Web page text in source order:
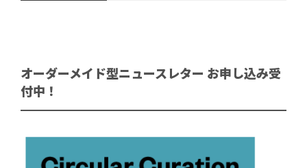
オーダーメイド型ニュースレター お申し込み受
付中！